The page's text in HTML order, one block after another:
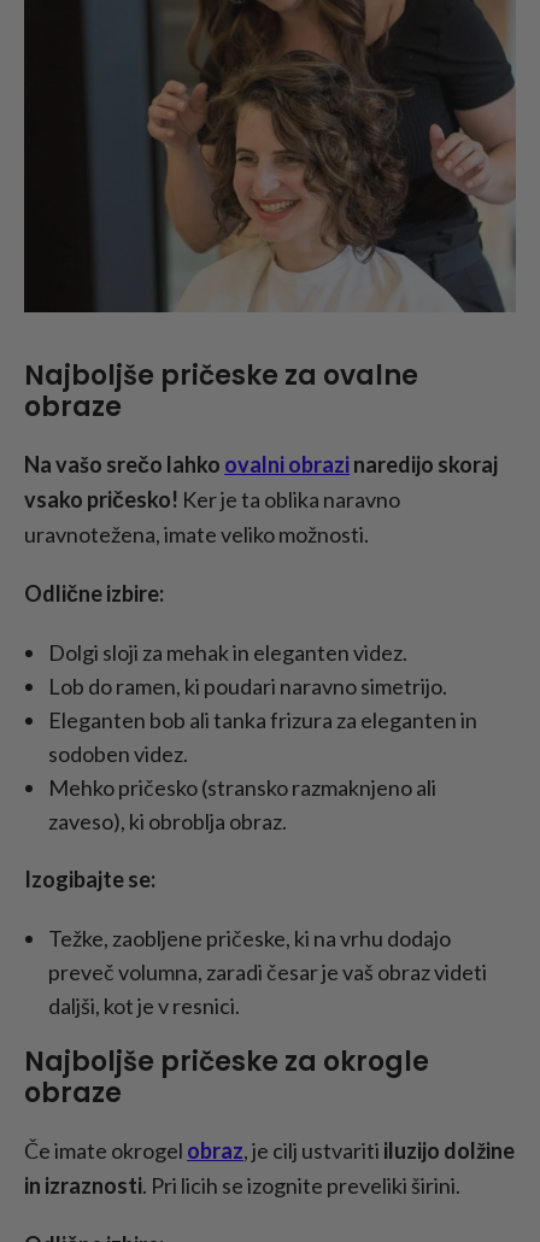
Najboljše pričeske za ovalne
obraze
Na vašo srečo lahko ovalni obrazinaredijo skoraj
vsako pričesko! Ker je ta oblika naravno
uravnotežena, imate veliko možnosti.
Odlične izbire:
Dolgi sloji za mehak in eleganten videz.
Lob do ramen, ki poudari naravno simetrijo.
Eleganten bob ali tanka frizura za eleganten in
sodoben videz.
Mehko pričesko (stransko razmaknjeno ali
zaveso), ki obroblja obraz.
Izogibajte se:
Težke, zaobljene pričeske, ki na vrhu dodajo
preveč volumna, zaradi česar je vaš obraz videti
daljši, kot je v resnici.
Najboljše pričeske za okrogle
obraze
Če imate okrogel obraz, je cilj ustvariti iluzijo dolžine
in izraznosti. Pri licih se izognite preveliki širini.